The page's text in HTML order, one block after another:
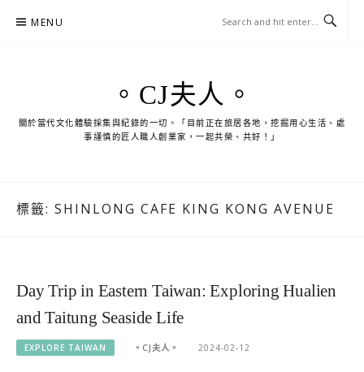
MENU
。CJ夫人。
關於當代文化體驗採集與紀錄的一切。「目前正在旅居各地，挖掘用心生活、處
事謹慎的匠人職人創業家，一起共榮、共好！」
標籤: SHINLONG CAFE KING KONG AVENUE
Day Trip in Eastern Taiwan: Exploring Hualien
and Taitung Seaside Life
EXPLORE TAIWAN 。CJ夫人。 2024-02-12